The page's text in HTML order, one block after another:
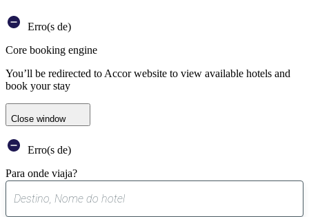
Erro(s de)
Core booking engine
You’ll be redirected to Accor website to view available hotels and
book your stay
Close window
Erro(s de)
Para onde viaja?
sugestão